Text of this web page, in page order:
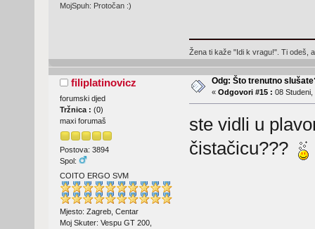
MojSpuh: Protočan :)
Žena ti kaže "Idi k vragu!". Ti odeš,
filiplatinovicz
forumski djed
Tržnica : (0)
maxi forumaš
Postova: 3894
Spol:
COITO ERGO SVM
Mjesto: Zagreb, Centar
Moj Skuter: Vespu GT 200,
Odg: Što trenutno
« Odgovori #15 : 08
ste vidli u
čistačicu???